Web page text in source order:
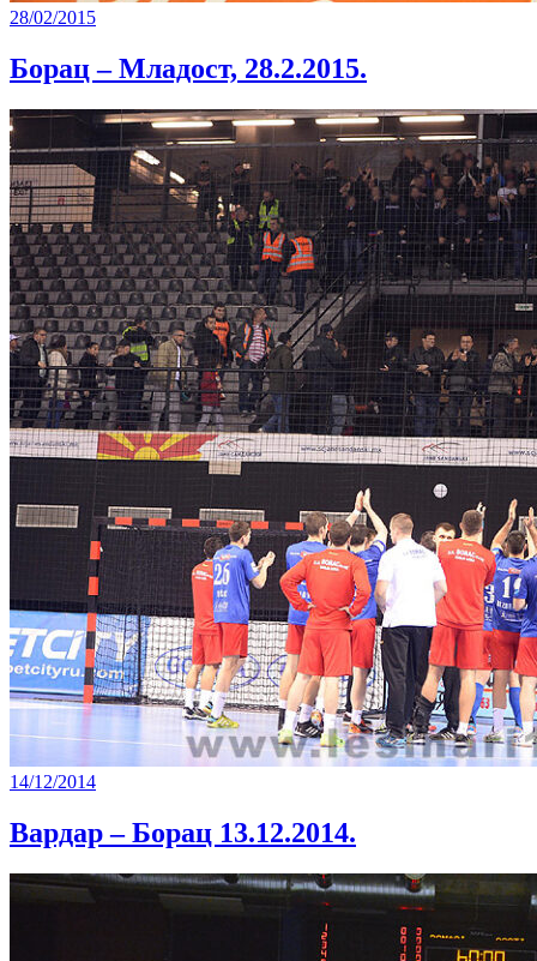
28/02/2015
Борац – Младост, 28.2.2015.
14/12/2014
Вардар – Борац 13.12.2014.